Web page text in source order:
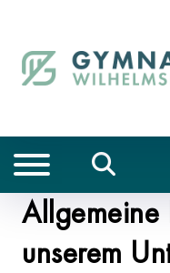
Allgemeine
unserem